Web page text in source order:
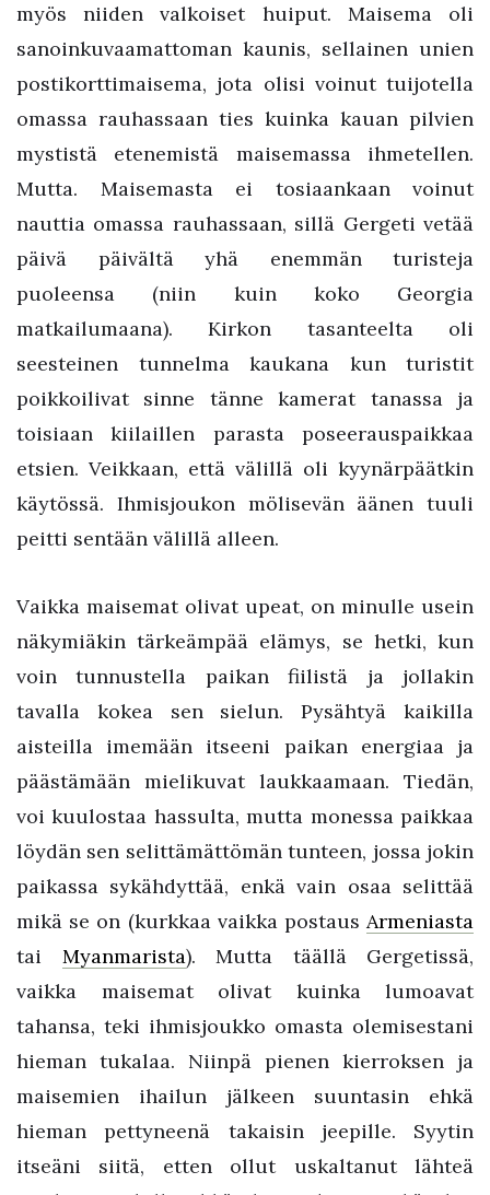
myös niiden valkoiset huiput. Maisema oli
sanoinkuvaamattoman kaunis, sellainen unien
postikorttimaisema, jota olisi voinut tuijotella
omassa rauhassaan ties kuinka kauan pilvien
mystistä etenemistä maisemassa ihmetellen.
Mutta. Maisemasta ei tosiaankaan voinut
nauttia omassa rauhassaan, sillä Gergeti vetää
päivä päivältä yhä enemmän turisteja
puoleensa (niin kuin koko Georgia
matkailumaana). Kirkon tasanteelta oli
seesteinen tunnelma kaukana kun turistit
poikkoilivat sinne tänne kamerat tanassa ja
toisiaan kiilaillen parasta poseerauspaikkaa
etsien. Veikkaan, että välillä oli kyynärpäätkin
käytössä. Ihmisjoukon mölisevän äänen tuuli
peitti sentään välillä alleen.
Vaikka maisemat olivat upeat, on minulle usein
näkymiäkin tärkeämpää elämys, se hetki, kun
voin tunnustella paikan fiilistä ja jollakin
tavalla kokea sen sielun. Pysähtyä kaikilla
aisteilla imemään itseeni paikan energiaa ja
päästämään mielikuvat laukkaamaan. Tiedän,
voi kuulostaa hassulta, mutta monessa paikkaa
löydän sen selittämättömän tunteen, jossa jokin
paikassa sykähdyttää, enkä vain osaa selittää
mikä se on (kurkkaa vaikka postaus Armeniasta
tai Myanmarista). Mutta täällä Gergetissä,
vaikka maisemat olivat kuinka lumoavat
tahansa, teki ihmisjoukko omasta olemisestani
hieman tukalaa. Niinpä pienen kierroksen ja
maisemien ihailun jälkeen suuntasin ehkä
hieman pettyneenä takaisin jeepille. Syytin
itseäni siitä, etten ollut uskaltanut lähteä